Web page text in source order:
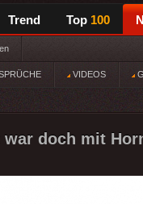
Trend Top 100
VIDEOS
war doch mit